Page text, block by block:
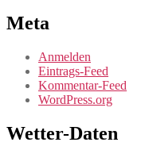
Meta
Anmelden
Eintrags-Feed
Kommentar-Feed
WordPress.org
Wetter-Daten